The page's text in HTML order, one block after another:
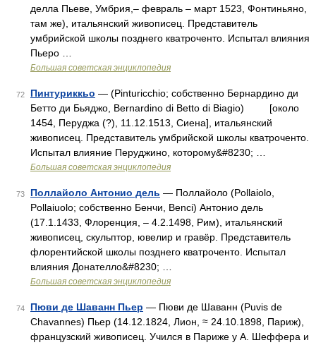
делла Пьеве, Умбрия,‒ февраль ‒ март 1523, Фонтиньяно,
там же), итальянский живописец. Представитель
умбрийской школы позднего кватроченто. Испытал влияния
Пьеро …
Большая советская энциклопедия
72 Пинтуриккьо — (Pinturicchio; собственно Бернардино ди
Бетто ди Бьяджо, Bernardino di Betto di Biagio) [около
1454, Перуджа (?), 11.12.1513, Сиена], итальянский
живописец. Представитель умбрийской школы кватроченто.
Испытал влияние Перуджино, которому&#8230; …
Большая советская энциклопедия
73 Поллайоло Антонио дель — Поллайоло (Pollaiolo,
Pollaiuolo; собственно Бенчи, Benci) Антонио дель
(17.1.1433, Флоренция, ‒ 4.2.1498, Рим), итальянский
живописец, скульптор, ювелир и гравёр. Представитель
флорентийской школы позднего кватроченто. Испытал
влияния Донателло&#8230; …
Большая советская энциклопедия
74 Пюви де Шаванн Пьер — Пюви де Шаванн (Puvis de
Chavannes) Пьер (14.12.1824, Лион, ≈ 24.10.1898, Париж),
французский живописец. Учился в Париже у А. Шеффера и